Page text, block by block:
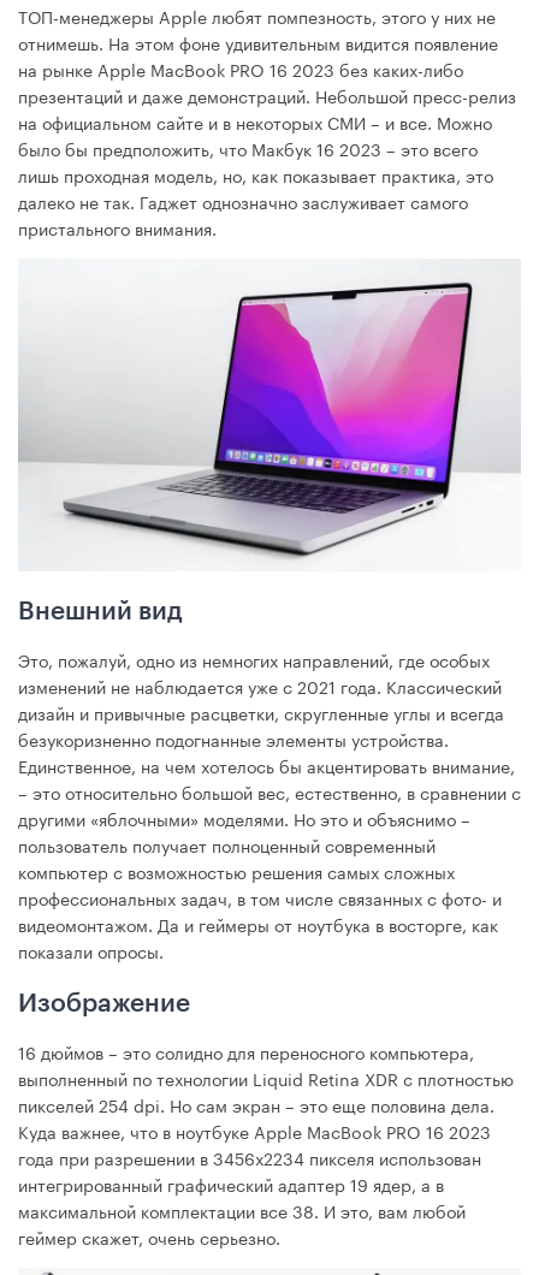
ТОП-менеджеры Apple любят помпезность, этого у них не
отнимешь. На этом фоне удивительным видится появление
на рынке Apple MacBook PRO 16 2023 без каких-либо
презентаций и даже демонстраций. Небольшой пресс-релиз
на официальном сайте и в некоторых СМИ – и все. Можно
было бы предположить, что Макбук 16 2023 – это всего
лишь проходная модель, но, как показывает практика, это
далеко не так. Гаджет однозначно заслуживает самого
пристального внимания.
Внешний вид
Это, пожалуй, одно из немногих направлений, где особых
изменений не наблюдается уже с 2021 года. Классический
дизайн и привычные расцветки, скругленные углы и всегда
безукоризненно подогнанные элементы устройства.
Единственное, на чем хотелось бы акцентировать внимание,
– это относительно большой вес, естественно, в сравнении с
другими «яблочными» моделями. Но это и объяснимо –
пользователь получает полноценный современный
компьютер с возможностью решения самых сложных
профессиональных задач, в том числе связанных с фото- и
видеомонтажом. Да и геймеры от ноутбука в восторге, как
показали опросы.
Изображение
16 дюймов – это солидно для переносного компьютера,
выполненный по технологии Liquid Retina XDR с плотностью
пикселей 254 dpi. Но сам экран – это еще половина дела.
Куда важнее, что в ноутбуке Apple MacBook PRO 16 2023
года при разрешении в 3456х2234 пикселя использован
интегрированный графический адаптер 19 ядер, а в
максимальной комплектации все 38. И это, вам любой
геймер скажет, очень серьезно.